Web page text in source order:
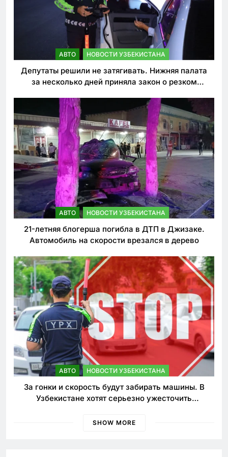
АВТО НОВОСТИ УЗБЕКИСТАНА
Депутаты решили не затягивать. Нижняя палата
за несколько дней приняла закон о резком
АВТО НОВОСТИ УЗБЕКИСТАНА
21-летняя блогерша погибла в ДТП в Джизаке.
Автомобиль на скорости врезался в дерево
АВТО НОВОСТИ УЗБЕКИСТАНА
За гонки и скорость будут забирать машины. В
Узбекистане хотят серьезно ужесточить
SHOW MORE